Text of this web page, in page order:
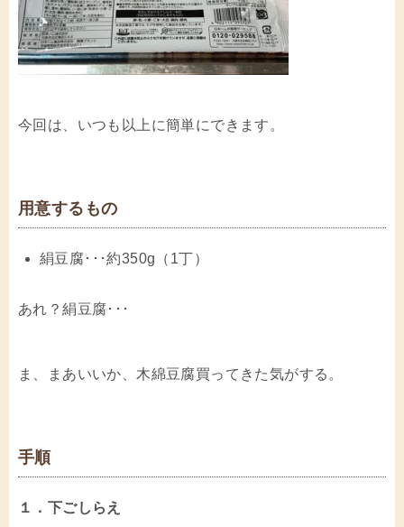
今回は、いつも以上に簡単にできます。
用意するもの
絹豆腐･･･約350g（1丁）
あれ？絹豆腐･･･
ま、まあいいか、木綿豆腐買ってきた気がする。
手順
１．下ごしらえ